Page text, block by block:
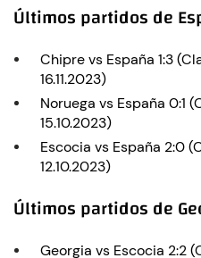
Últimos partidos de
Chipre vs España 1:3
16.11.2023)
Noruega vs España 0:1
15.10.2023)
Escocia vs España 2:0
12.10.2023)
Últimos partidos de
Georgia vs Escocia 2:2